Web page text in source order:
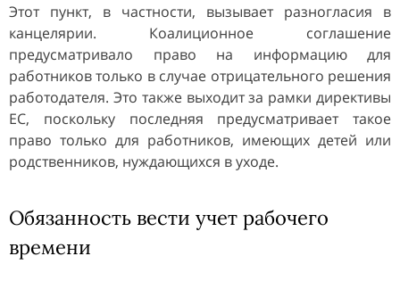
Этот пункт, в частности, вызывает разногласия в
канцелярии. Коалиционное соглашение
предусматривало право на информацию для
работников только в случае отрицательного решения
работодателя. Это также выходит за рамки директивы
ЕС, поскольку последняя предусматривает такое
право только для работников, имеющих детей или
родственников, нуждающихся в уходе.
Обязанность вести учет рабочего
времени